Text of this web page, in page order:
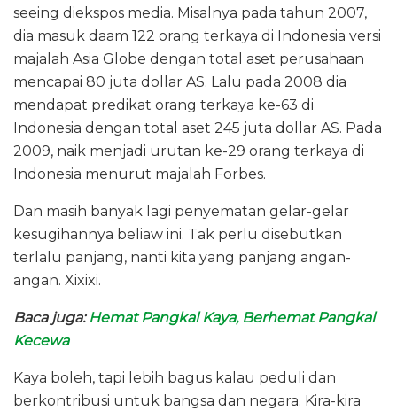
seeing diekspos media. Misalnya pada tahun 2007,
dia masuk daam 122 orang terkaya di Indonesia versi
majalah Asia Globe dengan total aset perusahaan
mencapai 80 juta dollar AS. Lalu pada 2008 dia
mendapat predikat orang terkaya ke-63 di
Indonesia dengan total aset 245 juta dollar AS. Pada
2009, naik menjadi urutan ke-29 orang terkaya di
Indonesia menurut majalah Forbes.
Dan masih banyak lagi penyematan gelar-gelar
kesugihannya beliaw ini. Tak perlu disebutkan
terlalu panjang, nanti kita yang panjang angan-
angan. Xixixi.
Baca juga:Hemat Pangkal Kaya, Berhemat Pangkal
Kecewa
Kaya boleh, tapi lebih bagus kalau peduli dan
berkontribusi untuk bangsa dan negara. Kira-kira